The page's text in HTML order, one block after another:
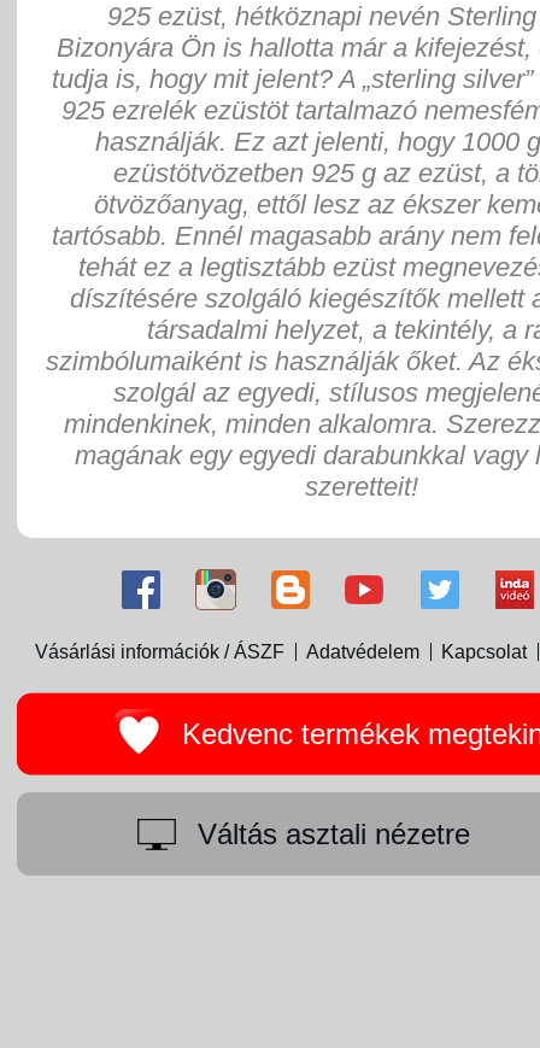
925 ezüst, hétköznapi nevén
Bizonyára Ön is hallotta már a kifejezést,
tudja is, hogy mit jelent? A „sterling
925 ezrelék ezüstöt tartalmazó
használják. Ez azt jelenti, hogy 1000
ezüstötvözetben 925 g az ezüst, a
ötvözőanyag, ettől lesz az ékszer
tartósabb. Ennél magasabb arány nem
tehát ez a legtisztább ezüst
díszítésére szolgáló kiegészítők mellett
társadalmi helyzet, a tekintély, a
szimbólumaiként is használják őket. Az
szolgál az egyedi, stílusos
mindenkinek, minden alkalomra.
magának egy egyedi darabunkkal vagy
szeretteit!
Vásárlási információk / ÁSZF Adatvédelem Kapcsolat
Kedvenc termékek
Váltás asztali nézetre